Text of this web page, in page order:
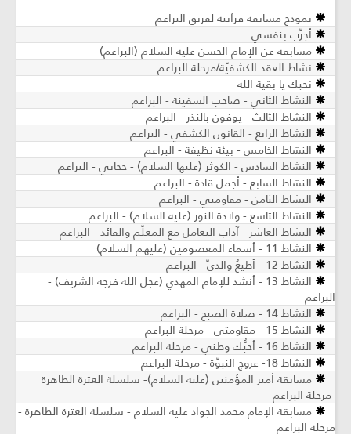
نموذج مسابقة قرآنية لفربق البراعم
أجرِّب بنفسي
مسابقة عن الإمام الحسن عليه السلام (البراعم)
نشاط العقد الكشفيّة/مرحلة البراعم
نحبك يا بقية الله
النشاط الثاني - صاحب السفينة - البراعم
النشاط الثالث - يوفون بالنذر - البراعم
النشاط الرابع - القانون الكشفي - البراعم
النشاط الخامس - بيئة نظيفة - البراعم
النشاط السادس - الكوثر (عليها السلام) - حجابي - البراعم
النشاط السابع - أجمل قادة - البراعم
النشاط الثامن - مقاومتي - البراعم
النشاط التاسع - ولادة النور (عليه السلام) - البراعم
النشاط العاشر - آداب التعامل مع المعلّم والقائد - البراعم
النشاط 11 - أسماء المعصومين (عليهم السلام)
النشاط 12 - أطيعُ والديّ - البراعم
النشاط 13 - أنشد للإمام المهدي (عجل الله فرجه الشريف) -
البراعم
النشاط 14 - صلاة الصبح - البراعم
النشاط 15 - مقاومتي - مرحلة البراعم
النشاط 16 - أحبُّك وطني - مرحلة البراعم
النشاط 18- عروج النبوّة - مرحلة البراعم
مسابقة أمير المؤمنين (عليه السلام)- سلسلة العترة الطاهرة
-مرحلة البراعم
مسابقة الإمام محمد الجواد عليه السلام - سلسلة العترة الطاهرة -
مرحلة البراعم